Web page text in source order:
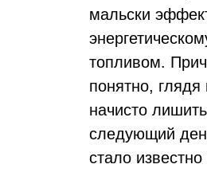
мальски
топливом.
понятно,
начисто
следующий
стало